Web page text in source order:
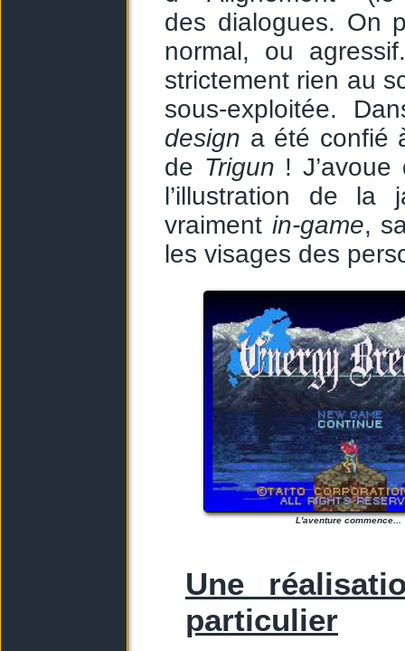
des dialogues. On
normal, ou
strictement rien au
sous-exploitée.
design a été confié
de Trigun !
l’illustration de la
vraiment in-game,
les visages des
L'aventure commence...
Une
particulier